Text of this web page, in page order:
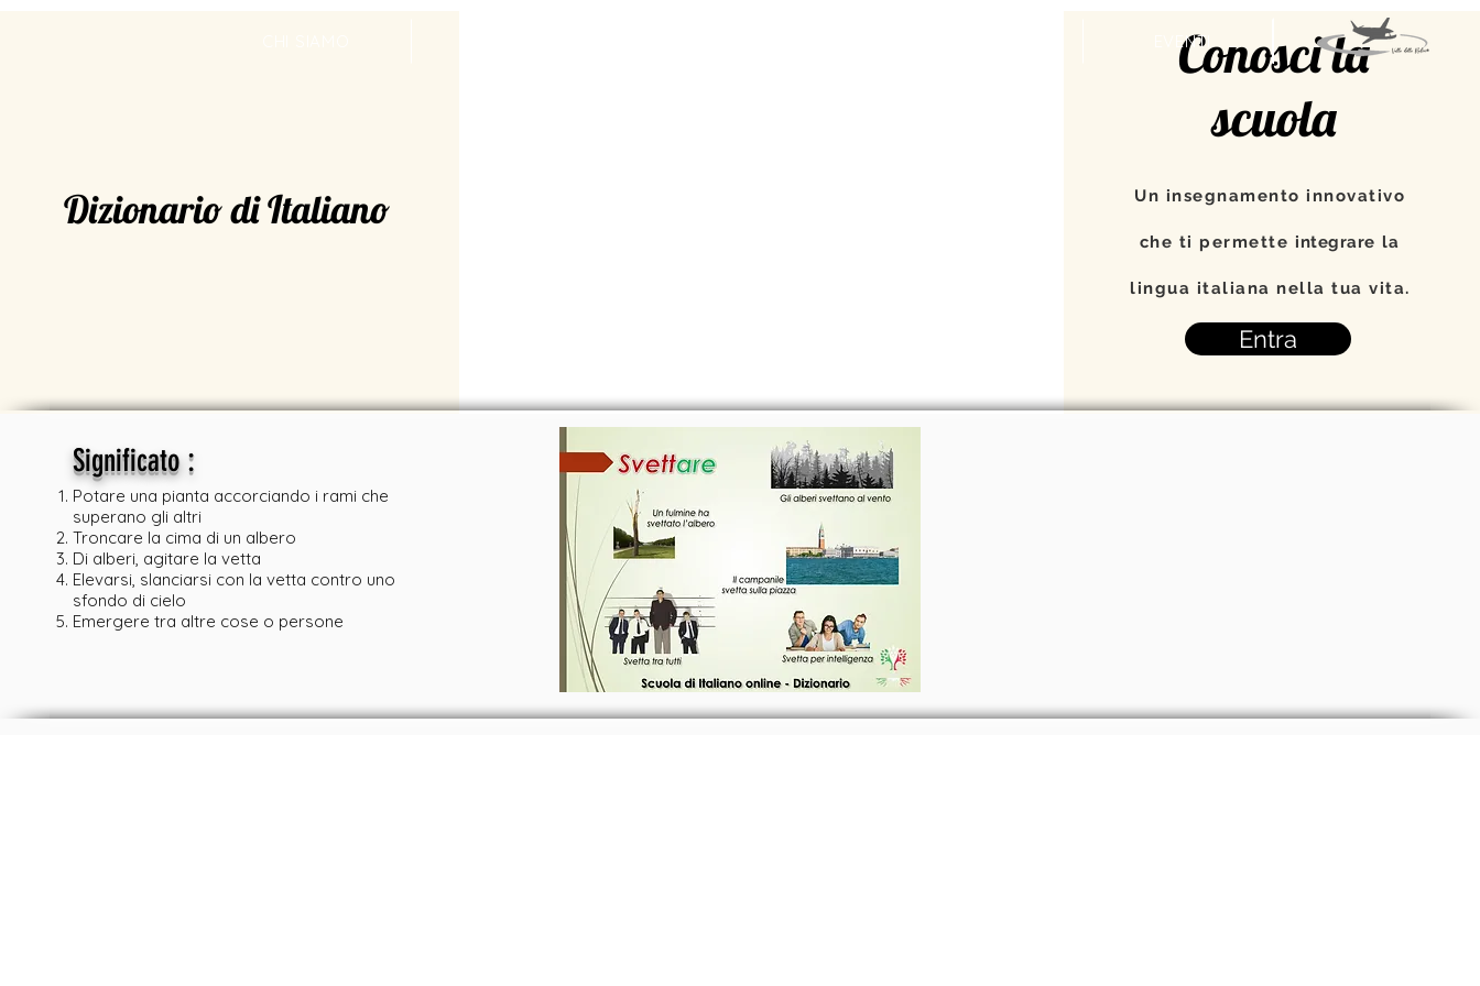
EVENTI
Dizionario di Italiano
Conosci la
scuola
Un insegnamento innovativo
che ti permette integrare la
lingua italiana nella tua vita.
Entra
Significato:
Potare una pianta accorciando i rami che
superano gli altri
Troncare la cima di un albero
Di alberi, agitare la vetta
Elevarsi, slanciarsi con la vetta contro uno
sfondo di cielo
Emergere tra altre cose o persone